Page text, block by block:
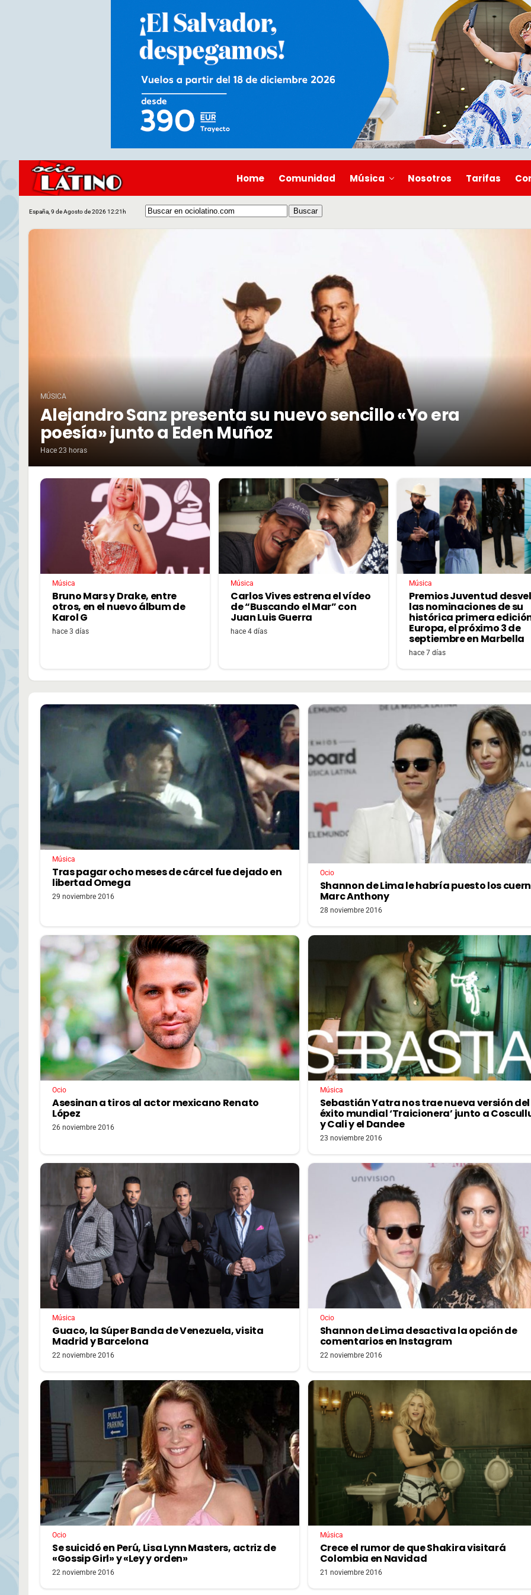
Home Comunidad Música Nosotros Tarifas
España, 9 de Agosto de 2026 12:21h
MÚSICA
Alejandro Sanz presenta su nuevo sencillo «Yo era
poesía» junto a Eden Muñoz
Hace 23 horas
Música
Bruno Mars y Drake, entre
otros, en el nuevo álbum de
Karol G
hace 3 días
Música
Carlos Vives estrena el vídeo
de “Buscando el Mar” con
Juan Luis Guerra
hace 4 días
Música
Premios Juventud
las nominaciones de su
histórica primera
Europa, el próximo 3 de
septiembre en Marbella
hace 7 días
Música
Tras pagar ocho meses de cárcel fue dejado en
libertad Omega
29 noviembre 2016
Ocio
Shannon de Lima le habría puesto los
Marc Anthony
28 noviembre 2016
Ocio
Asesinan a tiros al actor mexicano Renato
López
26 noviembre 2016
Música
Sebastián Yatra nos trae nueva versión del
éxito mundial ‘Traicionera’ junto a
y Cali y el Dandee
23 noviembre 2016
Música
Guaco, la Súper Banda de Venezuela, visita
Madrid y Barcelona
22 noviembre 2016
Ocio
Shannon de Lima desactiva la opción de
comentarios en Instagram
22 noviembre 2016
Ocio
Se suicidó en Perú, Lisa Lynn Masters, actriz de
«Gossip Girl» y «Ley y orden»
22 noviembre 2016
Música
Crece el rumor de que Shakira visitará
Colombia en Navidad
21 noviembre 2016